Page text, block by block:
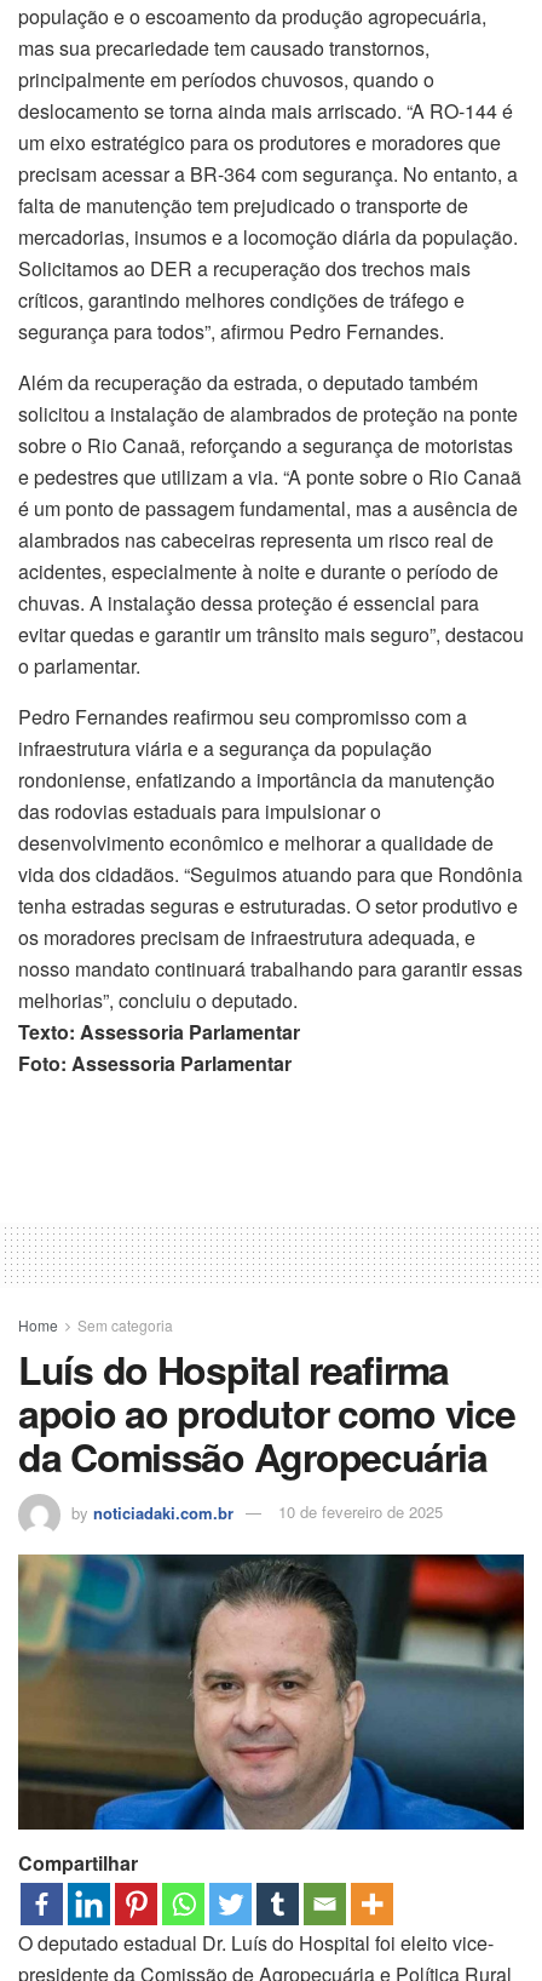
população e o escoamento da produção agropecuária,
mas sua precariedade tem causado transtornos,
principalmente em períodos chuvosos, quando o
deslocamento se torna ainda mais arriscado. “A RO-144 é
um eixo estratégico para os produtores e moradores que
precisam acessar a BR-364 com segurança. No entanto, a
falta de manutenção tem prejudicado o transporte de
mercadorias, insumos e a locomoção diária da população.
Solicitamos ao DER a recuperação dos trechos mais
críticos, garantindo melhores condições de tráfego e
segurança para todos”, afirmou Pedro Fernandes.
Além da recuperação da estrada, o deputado também
solicitou a instalação de alambrados de proteção na ponte
sobre o Rio Canaã, reforçando a segurança de motoristas
e pedestres que utilizam a via. “A ponte sobre o Rio Canaã
é um ponto de passagem fundamental, mas a ausência de
alambrados nas cabeceiras representa um risco real de
acidentes, especialmente à noite e durante o período de
chuvas. A instalação dessa proteção é essencial para
evitar quedas e garantir um trânsito mais seguro”, destacou
o parlamentar.
Pedro Fernandes reafirmou seu compromisso com a
infraestrutura viária e a segurança da população
rondoniense, enfatizando a importância da manutenção
das rodovias estaduais para impulsionar o
desenvolvimento econômico e melhorar a qualidade de
vida dos cidadãos. “Seguimos atuando para que Rondônia
tenha estradas seguras e estruturadas. O setor produtivo e
os moradores precisam de infraestrutura adequada, e
nosso mandato continuará trabalhando para garantir essas
melhorias”, concluiu o deputado.
Texto: Assessoria Parlamentar
Foto: Assessoria Parlamentar
Home Sem categoria
Luís do Hospital reafirma
apoio ao produtor como vice
da Comissão Agropecuária
by noticiadaki.com.br 10 de fevereiro de 2025
Compartilhar
O deputado estadual Dr. Luís do Hospital foi eleito vice-
presidente da Comissão de Agropecuária e Política Rural